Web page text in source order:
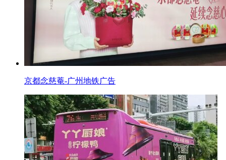
京都念慈菴-广州地铁广告